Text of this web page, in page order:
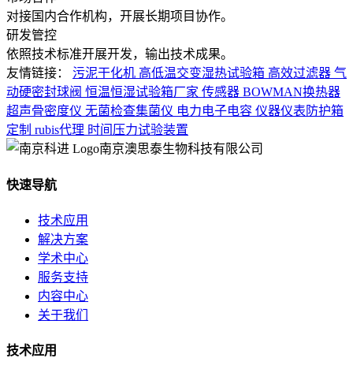
对接国内合作机构，开展长期项目协作。
研发管控
依照技术标准开展开发，输出技术成果。
友情链接：
污泥干化机 高低温交变湿热试验箱 高效过滤器 气
动硬密封球阀 恒温恒湿试验箱厂家 传感器 BOWMAN换热器
超声骨密度仪 无菌检查集菌仪 电力电子电容 仪器仪表防护箱
定制 rubis代理 时间压力试验装置
南京澳思泰生物科技有限公司
快速导航
技术应用
解决方案
学术中心
服务支持
内容中心
关于我们
技术应用